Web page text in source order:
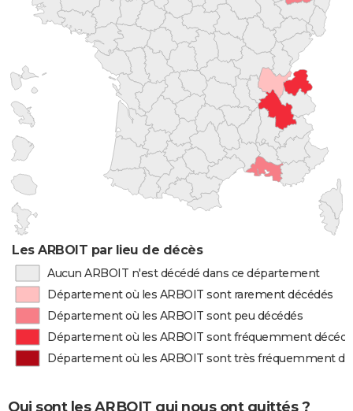
Les ARBOIT par lieu de décès
Aucun ARBOIT n'est décédé dans ce département
Département où les ARBOIT sont rarement décédés
Département où les ARBOIT sont peu décédés
Département où les ARBOIT sont fréquemment
Département où les ARBOIT sont très fréquemment
Qui sont les ARBOIT qui nous ont quittés ?